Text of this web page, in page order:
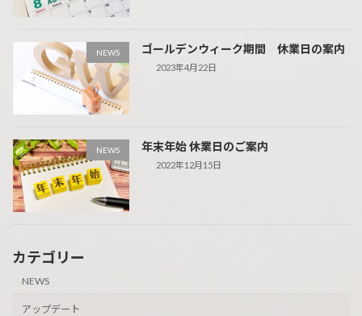
NEWS ゴールデンウィーク期間 休業日の案内
2023年4月22日
NEWS 年末年始 休業日のご案内
2022年12月15日
カテゴリー
NEWS
アップデート